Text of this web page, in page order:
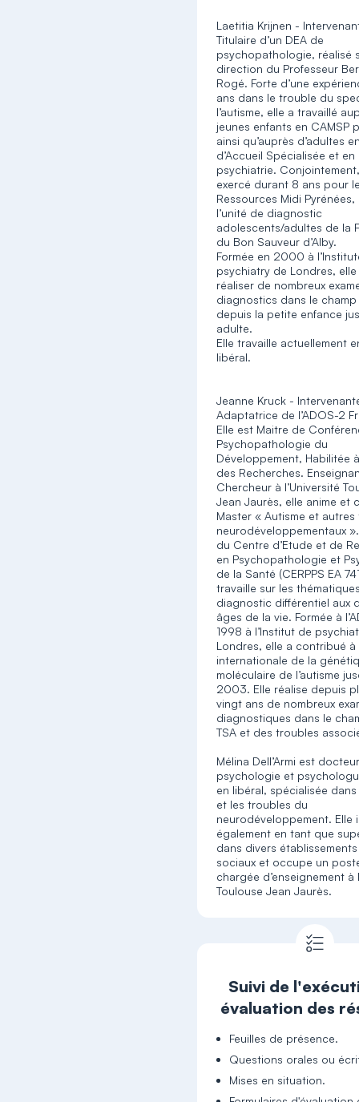
Laetitia Krijnen -
Titulaire d’un DEA de
psychopathologie, réalisé
direction du Professeur
Rogé. Forte d’une
ans dans le trouble du
l’autisme, elle a travaillé
jeunes enfants en CAMSP
ainsi qu’auprès d’adultes
d’Accueil Spécialisée et en
psychiatrie.
exercé durant 8 ans pour
Ressources Midi
l’unité de diagnostic
adolescents/adultes de la
du Bon Sauveur d’Alby.
Formée en 2000 à
psychiatry de Londres,
réaliser de nombreux
diagnostics dans le champ
depuis la petite enfance
adulte.
Elle travaille actuellement
libéral.
Jeanne Kruck -
Adaptatrice de l’ADOS-2
Elle est Maitre de
Psychopathologie du
Développement, Habilitée
des Recherches.
Chercheur à l’Université
Jean Jaurès, elle anime et
Master « Autisme et
neurodéveloppementaux
du Centre d’Etude et de
en Psychopathologie et
de la Santé (CERPPS EA
travaille sur les
diagnostic différentiel aux
âges de la vie. Formée à
1998 à l’Institut de
Londres, elle a contribué à
internationale de la
moléculaire de l’autisme
2003. Elle réalise depuis
vingt ans de nombreux
diagnostiques dans le
TSA et des troubles
Mélina Dell’Armi est
psychologie et
en libéral, spécialisée dans
et les troubles du
neurodéveloppement. Elle
également en tant que
dans divers
sociaux et occupe un
chargée d’enseignement à
Toulouse Jean Jaurès.
Suivi de
évaluation des
Feuilles de présence.
Questions orales ou
Mises en situation.